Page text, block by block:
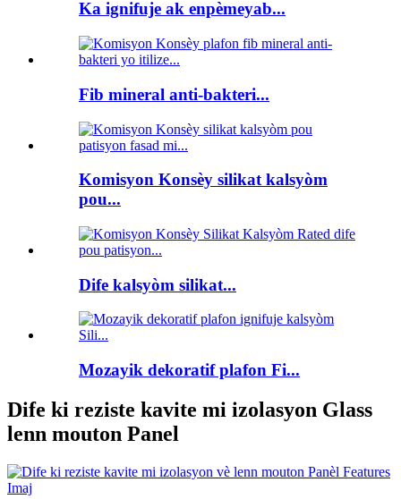
Ka ignifuje ak enpèmeyab...
Fib mineral anti-bakteri...
Komisyon Konsèy silikat kalsyòm
pou...
Dife kalsyòm silikat...
Mozayik dekoratif plafon Fi...
Dife ki reziste kavite mi izolasyon Glass
lenn mouton Panel